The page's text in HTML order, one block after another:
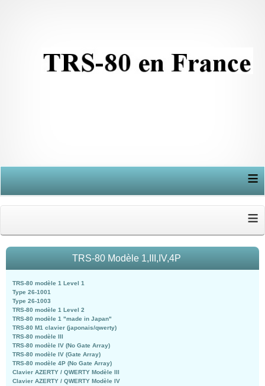
≡
≡
TRS-80 Modèle 1,III,IV,4P
TRS-80 modèle 1 Level 1
Type 26-1001
Type 26-1003
TRS-80 modèle 1 Level 2
TRS-80 modèle 1 "made in Japan"
TRS-80 M1 clavier (japonais/qwerty)
TRS-80 modèle III
TRS-80 modèle IV (No Gate Array)
TRS-80 modèle IV (Gate Array)
TRS-80 modèle 4P (No Gate Array)
Clavier AZERTY / QWERTY Modèle III
Clavier AZERTY / QWERTY Modèle IV